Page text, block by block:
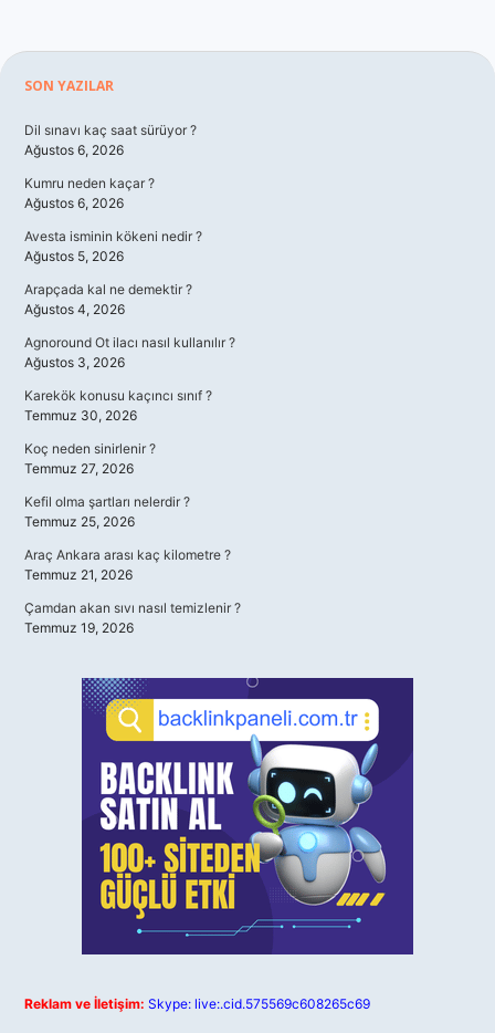
Sidebar
SON YAZILAR
Dil sınavı kaç saat sürüyor ?
Ağustos 6, 2026
Kumru neden kaçar ?
Ağustos 6, 2026
Avesta isminin kökeni nedir ?
Ağustos 5, 2026
Arapçada kal ne demektir ?
Ağustos 4, 2026
Agnoround Ot ilacı nasıl kullanılır ?
Ağustos 3, 2026
Karekök konusu kaçıncı sınıf ?
Temmuz 30, 2026
Koç neden sinirlenir ?
Temmuz 27, 2026
Kefil olma şartları nelerdir ?
Temmuz 25, 2026
Araç Ankara arası kaç kilometre ?
Temmuz 21, 2026
Çamdan akan sıvı nasıl temizlenir ?
Temmuz 19, 2026
Reklam ve İletişim: Skype: live:.cid.575569c608265c69